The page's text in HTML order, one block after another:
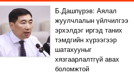
Б.Дашпүрэв: Аялал
жуулчлалын үйлчилгээ
эрхэлдэг иргэд таних
тэмдгийн хүрээгээр
шатахууныг
хязгаарлалтгүй авах
боломжтой